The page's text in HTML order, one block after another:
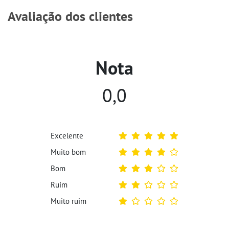
Avaliação dos clientes
Nota
0,0
Excelente
Muito bom
Bom
Ruim
Muito ruim